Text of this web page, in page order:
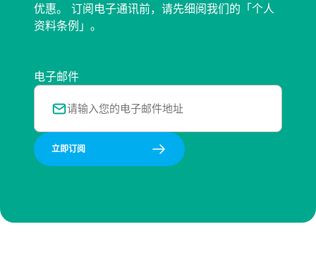
优惠。 订阅电子通讯前，请先细阅我们的「个人
资料条例」。
电子邮件
立即订阅